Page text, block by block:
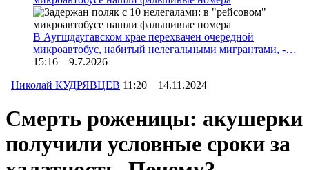
В Аугшдаугавском крае перехвачен очередной
микроавтобус, набитый нелегальными мигрантами, -…
15:16 9.7.2026
Николай КУДРЯВЦЕВ 11:20 14.11.2024
Смерть роженицы: акушерки
получили условные сроки за